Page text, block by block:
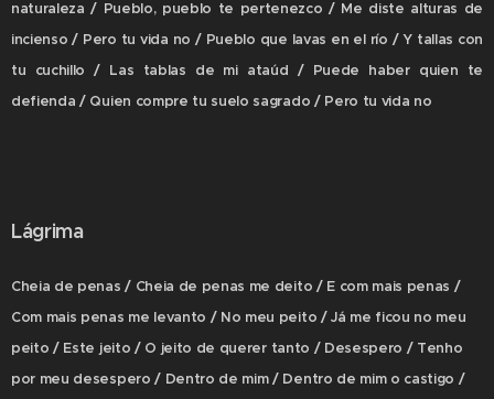
naturaleza / Pueblo, pueblo te pertenezco / Me diste alturas de
incienso / Pero tu vida no / Pueblo que lavas en el río / Y tallas con
tu cuchillo / Las tablas de mi ataúd / Puede haber quien te
defienda / Quien compre tu suelo sagrado / Pero tu vida no
Lágrima
​Cheia de penas / Cheia de penas me deito / E com mais penas /
Com mais penas me levanto / No meu peito / Já me ficou no meu
peito / Este jeito / O jeito de querer tanto / Desespero / Tenho
por meu desespero / Dentro de mim / Dentro de mim o castigo /